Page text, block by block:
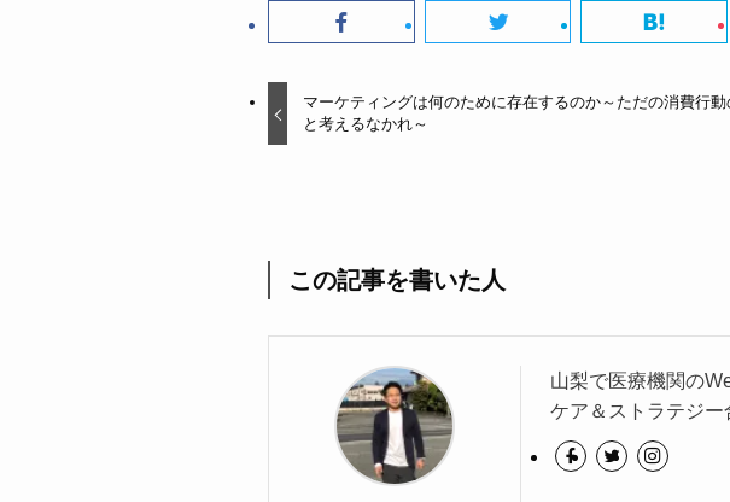
マーケティングは何のために存在するのか～ただの消費行動
と考えるなかれ～
この記事を書いた人
山梨で医療機関の
ケア＆ストラテジー